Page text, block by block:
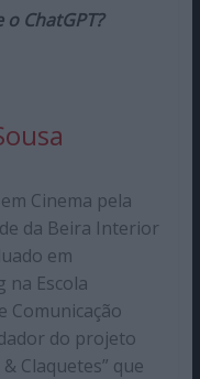
ChatGPT?
Cinema pela
da Beira Interior
em
na Escola
Comunicação
do projeto
Claquetes” que